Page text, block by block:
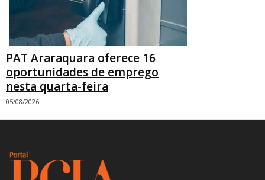
PAT Araraquara oferece 16
oportunidades de emprego
nesta quarta-feira
05/08/2026